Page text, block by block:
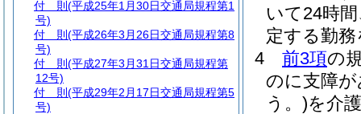
いて24時
定する勤
4
前3項の
のに支障
う。)を介
付 則 (平成25年1月30日交通局規程第1
号)
付 則 (平成26年3月26日交通局規程第8
号)
付 則 (平成27年3月31日交通局規程第
12号)
付 則 (平成29年2月17日交通局規程第5
号)